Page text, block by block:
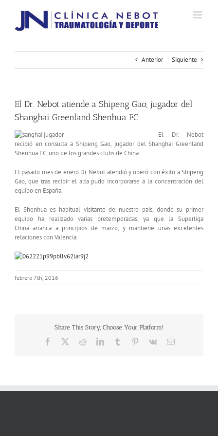
Anterior Siguiente
El Dr. Nebot atiende a Shipeng Gao, jugador del
Shanghai Greenland Shenhua FC
El Dr. Nebot
recibió en consulta a Shipeng Gao, jugador del Shanghai Greenland
Shenhua FC, uno de los grandes clubs de China.
El pasado mes de enero Dr. Nebot atendió y operó con éxito a Shipeng
Gao, que tras recibir el alta pudo incorporarse a la concentración del
equipo en España.
El Shenhua es habitual visitante de nuestro país, donde su primer
equipo ha realizado varias pretemporadas, ya que la Superliga
China arranca a principios de marzo, y mantiene unas excelentes
relaciones con Valencia.
febrero 7th, 2016
Share This Story, Choose Your Platform!
Facebook RedditLinkedInTumblr Pinterest
Vk
Correo